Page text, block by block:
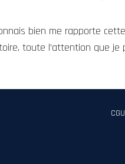
bien me rapporte
toute l’attention que je